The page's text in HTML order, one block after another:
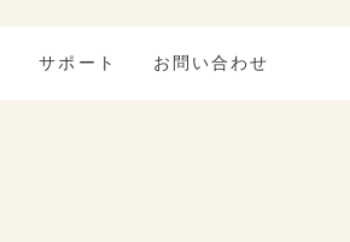
サポート お問い合わせ